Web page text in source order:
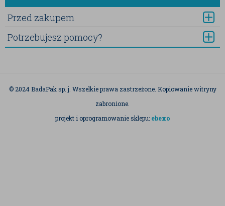
Przed zakupem
Potrzebujesz pomocy?
© 2024 BadaPak sp. j. Wszelkie prawa zastrzeżone. Kopiowanie witryny
zabronione.
projekt i oprogramowanie sklepu: ebexo